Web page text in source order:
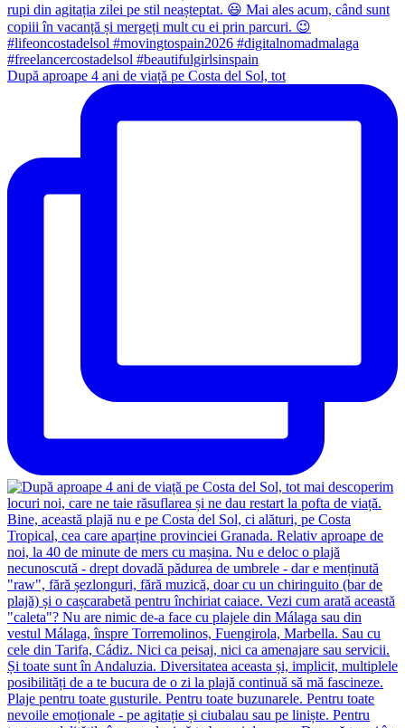
După aproape 4 ani de viață pe Costa del Sol, tot